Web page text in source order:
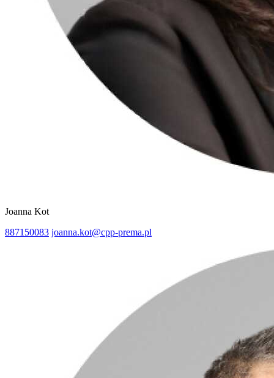
Joanna Kot
887150083 joanna.kot@cpp-prema.pl